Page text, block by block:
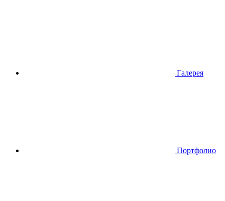
Галерея
Портфолио